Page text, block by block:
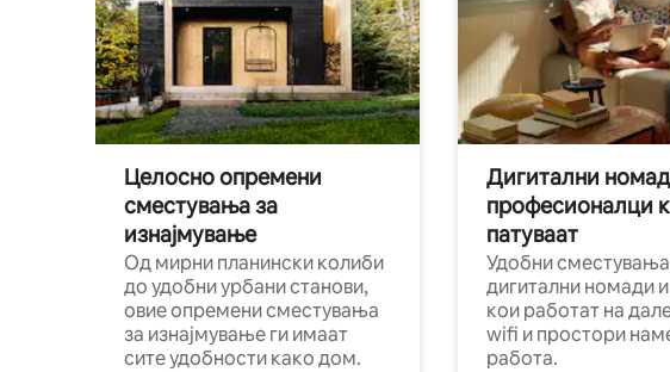
Целосно опремени
сместувања за
изнајмување
Од мирни планински колиби
до удобни урбани станови,
овие опремени сместувања
за изнајмување ги имаат
сите удобности како дом.
Дигитални
професионалци
патуваат
Удобни
дигитални номади
кои работат на
wifi и простори
работа.